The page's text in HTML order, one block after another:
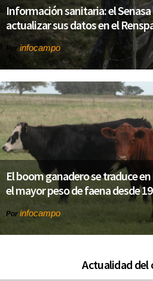
Información sanitaria: el
actualizar sus datos en el
Por infocampo
El boom ganadero se traduce
el mayor peso de faena desde
Por infocampo
Actualidad del